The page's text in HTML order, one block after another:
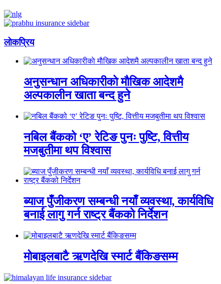
लाेकप्रिय
अनुसन्धान अधिकारीकाे माैखिक आदेशमै
अल्पकालीन खाता बन्द हुने
नबिल बैंकको ‘ए’ रेटिङ पुनः पुष्टि, वित्तीय
मजबुतीमा थप विश्वास
ब्याज पुँजीकरण सम्बन्धी नयाँ व्यवस्था, कार्यविधि
बनाई लागु गर्न राष्ट्र बैंकको निर्देशन
मोबाइलबाटै ऋणदेखि स्मार्ट बैंकिङसम्म